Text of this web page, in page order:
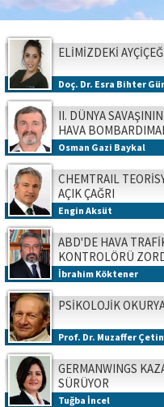
ELİMİZDEKİ
Doç. Dr. Esra Bihter
II. DÜNYA
HAVA
Osman Gazi Baykal
CHEMTRAIL
AÇIK ÇAĞRI
Engin Aksüt
ABD'DE HAVA
KONTROLÖRÜ
İbrahim Köktener
PSİKOLOJİK
Prof. Dr. Muzaffer
GERMANWINGS
SÜRÜYOR
Tuğba İncel